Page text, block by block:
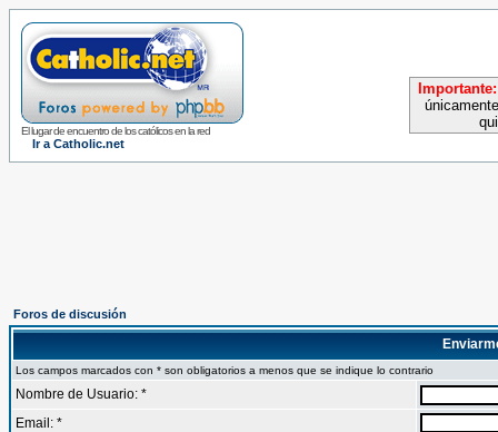
El lugar de encuentro de los católicos en la red
Ir a Catholic.net
Importante:
Foros de discusión
Los campos marcados con * son obligatorios a menos que se indique lo contrario
Nombre de Usuario: *
Email: *